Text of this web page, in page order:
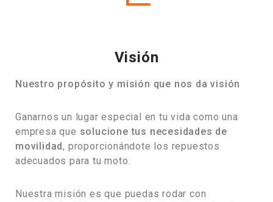
Visión
Nuestro propósito y misión que nos da visión
Ganarnos un lugar especial en tu vida como una
empresa que solucione tus necesidades de
movilidad, proporcionándote los repuestos
adecuados para tu moto.
Nuestra misión es que puedas rodar con